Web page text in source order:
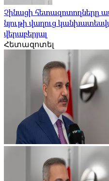
Չինացի հետազոտողները
նյութի վաղուց
վերաբերյալ
Հետազոտել